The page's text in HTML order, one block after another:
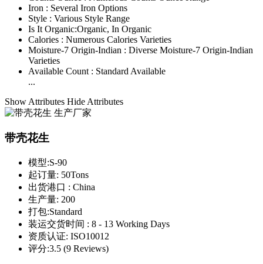
Iron : Several Iron Options
Style : Various Style Range
Is It Organic:Organic, In Organic
Calories : Numerous Calories Varieties
Moisture-7 Origin-Indian : Diverse Moisture-7 Origin-Indian
Varieties
Available Count : Standard Available
...
Show Attributes Hide Attributes
带壳花生
模型:S-90
起订量: 50Tons
出货港口 : China
生产量: 200
打包:Standard
装运交货时间 : 8 - 13 Working Days
资质认证: ISO10012
评分:3.5 (9 Reviews)